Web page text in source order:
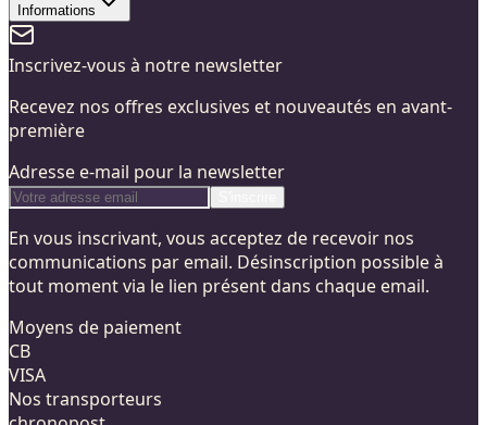
Informations
Inscrivez-vous à notre newsletter
Recevez nos offres exclusives et nouveautés en avant-
première
Adresse e-mail pour la newsletter
En vous inscrivant, vous acceptez de recevoir nos
communications par email. Désinscription possible à
tout moment via le lien présent dans chaque email.
Moyens de paiement
CB
VISA
Nos transporteurs